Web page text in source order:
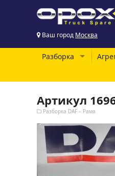
Ваш город Москва
Разборка
Артикул
Разборка DAF – Рама